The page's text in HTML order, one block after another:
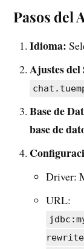
Pasos del
Idioma:
Ajustes
Base de
base de
Driver:
URL: